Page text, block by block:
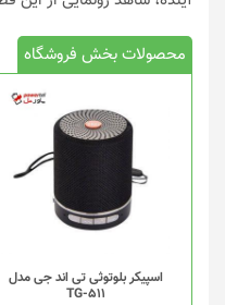
محصولات بخش فروشگاه
اسپیکر بلوتوثی تی اند جی مدل
TG-511